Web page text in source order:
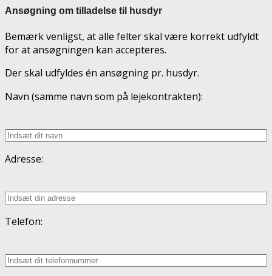
Ansøgning om tilladelse til husdyr
Bemærk venligst, at alle felter skal være korrekt udfyldt
for at ansøgningen kan accepteres.
Der skal udfyldes én ansøgning pr. husdyr.
Navn (samme navn som på lejekontrakten):
Adresse:
Telefon: